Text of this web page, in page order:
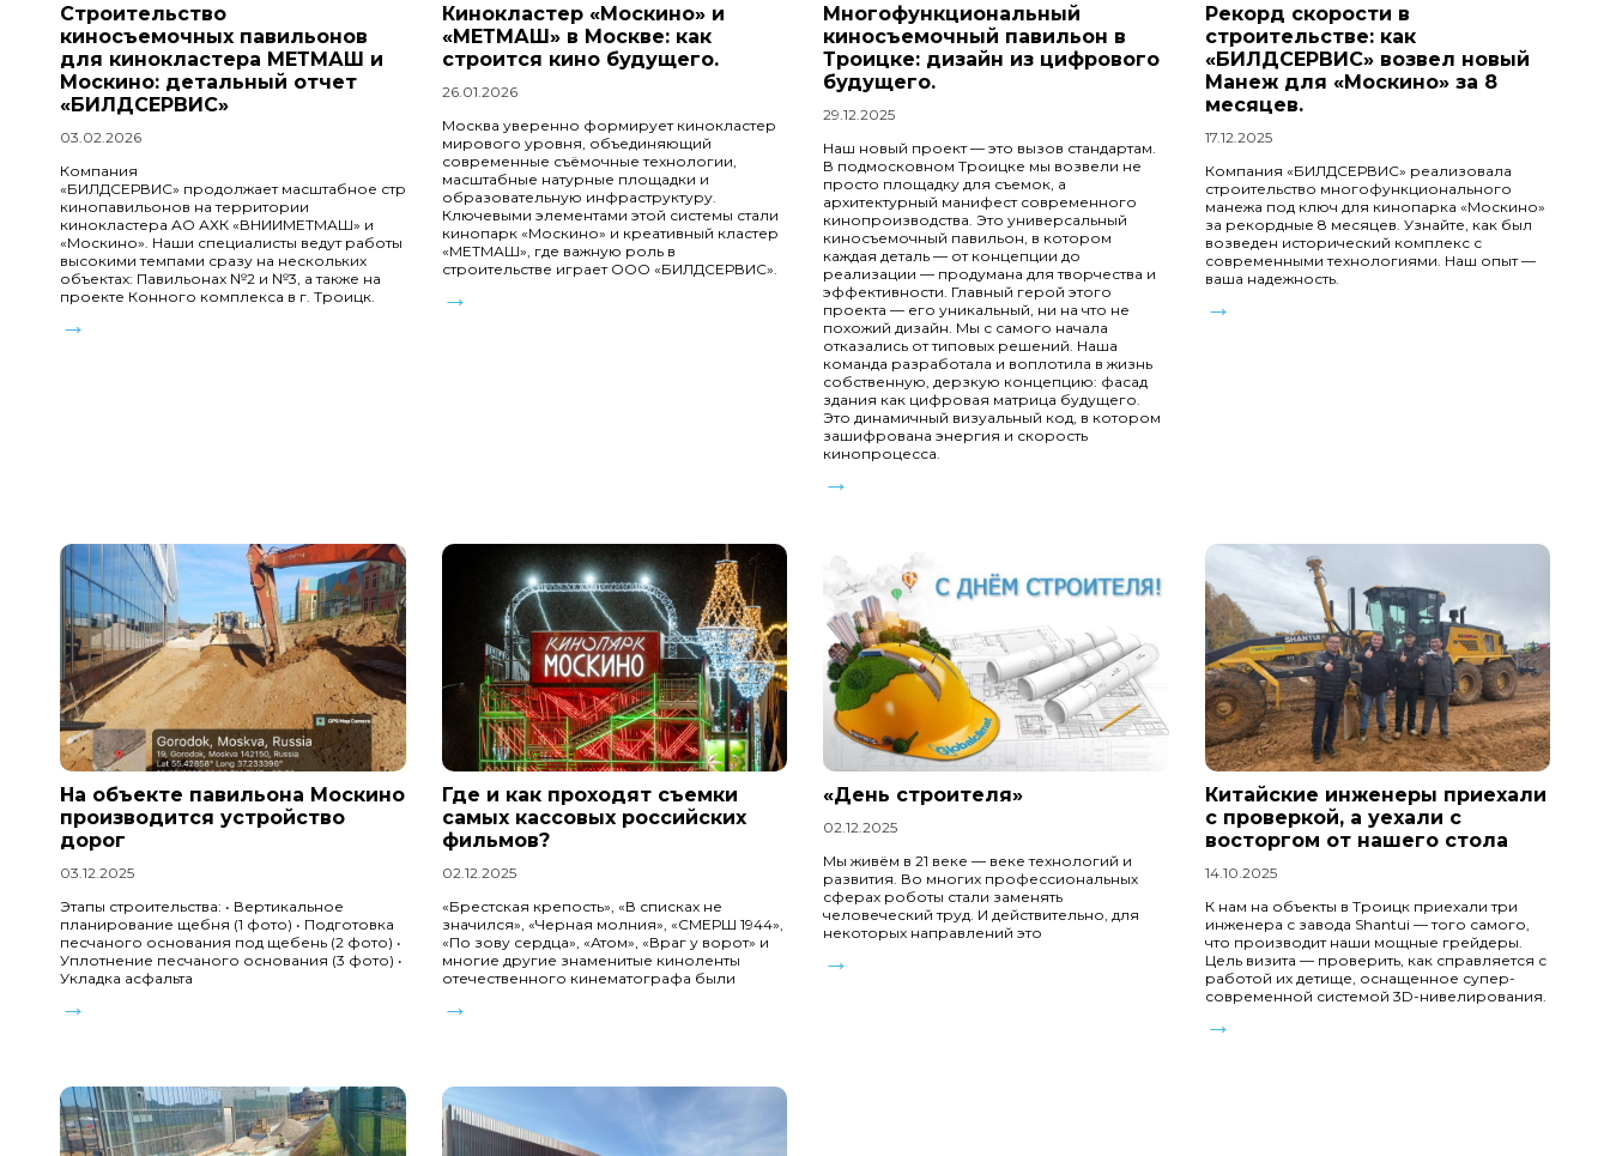
Строительство
киносъемочных павильонов
для кинокластера МЕТМАШ и
Москино: детальный отчет
«БИЛДСЕРВИС»
03.02.2026
Компания
«БИЛДСЕРВИС» продолжает масштабное строительство
кинопавильонов на территории
кинокластера АО АХК «ВНИИМЕТМАШ» и
«Москино». Наши специалисты ведут работы
высокими темпами сразу на нескольких
объектах: Павильонах №2 и №3, а также на
проекте Конного комплекса в г. Троицк.
→
Кинокластер «Москино» и
«МЕТМАШ» в Москве: как
строится кино будущего.
26.01.2026
Москва уверенно формирует кинокластер
мирового уровня, объединяющий
современные съёмочные технологии,
масштабные натурные площадки и
образовательную инфраструктуру.
Ключевыми элементами этой системы стали
кинопарк «Москино» и креативный кластер
«МЕТМАШ», где важную роль в
строительстве играет ООО «БИЛДСЕРВИС».
→
Многофункциональный
киносъемочный павильон в
Троицке: дизайн из цифрового
будущего.
29.12.2025
Наш новый проект — это вызов стандартам.
В подмосковном Троицке мы возвели не
просто площадку для съемок, а
архитектурный манифест современного
кинопроизводства. Это универсальный
киносъемочный павильон, в котором
каждая деталь — от концепции до
реализации — продумана для творчества и
эффективности. Главный герой этого
проекта — его уникальный, ни на что не
похожий дизайн. Мы с самого начала
отказались от типовых решений. Наша
команда разработала и воплотила в жизнь
собственную, дерзкую концепцию: фасад
здания как цифровая матрица будущего.
Это динамичный визуальный код, в котором
зашифрована энергия и скорость
кинопроцесса.
→
Рекорд скорости в
строительстве: как
«БИЛДСЕРВИС» возвел новый
Манеж для «Москино» за 8
месяцев.
17.12.2025
Компания «БИЛДСЕРВИС» реализовала
строительство многофункционального
манежа под ключ для кинопарка «Москино»
за рекордные 8 месяцев. Узнайте, как был
возведен исторический комплекс с
современными технологиями. Наш опыт —
ваша надежность.
→
На объекте павильона Москино
производится устройство
дорог
03.12.2025
Этапы строительства: • Вертикальное
планирование щебня (1 фото) • Подготовка
песчаного основания под щебень (2 фото) •
Уплотнение песчаного основания (3 фото) •
Укладка асфальта
→
Где и как проходят съемки
самых кассовых российских
фильмов?
02.12.2025
«Брестская крепость», «В списках не
значился», «Черная молния», «СМЕРШ 1944»,
«По зову сердца», «Атом», «Враг у ворот» и
многие другие знаменитые киноленты
отечественного кинематографа были
→
«День строителя»
02.12.2025
Мы живём в 21 веке — веке технологий и
развития. Во многих профессиональных
сферах роботы стали заменять
человеческий труд. И действительно, для
некоторых направлений это
→
Китайские инженеры приехали
с проверкой, а уехали с
восторгом от нашего стола
14.10.2025
К нам на объекты в Троицк приехали три
инженера с завода Shantui — того самого,
что производит наши мощные грейдеры.
Цель визита — проверить, как справляется с
работой их детище, оснащенное супер-
современной системой 3D-нивелирования.
→